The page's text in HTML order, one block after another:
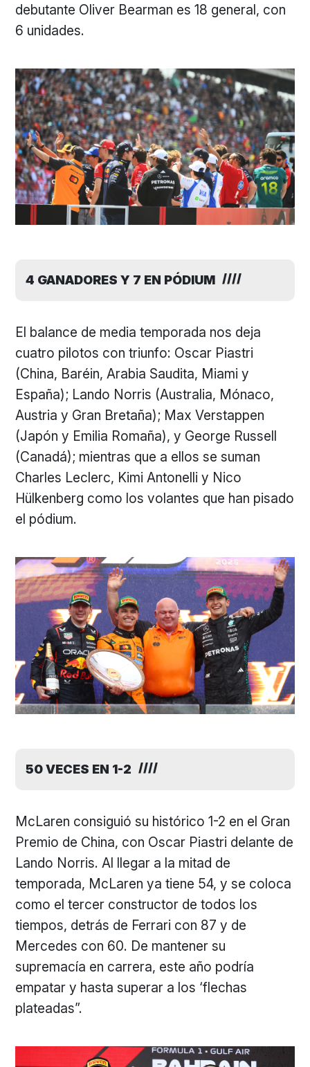
debutante Oliver Bearman es 18 general, con
6 unidades.
4 GANADORES Y 7 EN PÓDIUM
El balance de media temporada nos deja
cuatro pilotos con triunfo: Oscar Piastri
(China, Baréin, Arabia Saudita, Miami y
España); Lando Norris (Australia, Mónaco,
Austria y Gran Bretaña); Max Verstappen
(Japón y Emilia Romaña), y George Russell
(Canadá); mientras que a ellos se suman
Charles Leclerc, Kimi Antonelli y Nico
Hülkenberg como los volantes que han pisado
el pódium.
50 VECES EN 1-2
McLaren consiguió su histórico 1-2 en el Gran
Premio de China, con Oscar Piastri delante de
Lando Norris. Al llegar a la mitad de
temporada, McLaren ya tiene 54, y se coloca
como el tercer constructor de todos los
tiempos, detrás de Ferrari con 87 y de
Mercedes con 60. De mantener su
supremacía en carrera, este año podría
empatar y hasta superar a los ‘flechas
plateadas”.